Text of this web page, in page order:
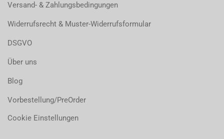
Versand- & Zahlungsbedingungen
Widerrufsrecht & Muster-Widerrufsformular
DSGVO
Über uns
Blog
Vorbestellung/PreOrder
Cookie Einstellungen